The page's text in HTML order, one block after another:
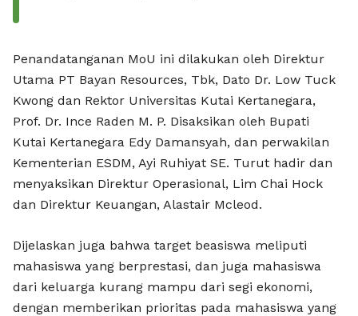
Penandatanganan MoU ini dilakukan oleh Direktur
Utama PT Bayan Resources, Tbk, Dato Dr. Low Tuck
Kwong dan Rektor Universitas Kutai Kertanegara,
Prof. Dr. Ince Raden M. P. Disaksikan oleh Bupati
Kutai Kertanegara Edy Damansyah, dan perwakilan
Kementerian ESDM, Ayi Ruhiyat SE. Turut hadir dan
menyaksikan Direktur Operasional, Lim Chai Hock
dan Direktur Keuangan, Alastair Mcleod.
Dijelaskan juga bahwa target beasiswa meliputi
mahasiswa yang berprestasi, dan juga mahasiswa
dari keluarga kurang mampu dari segi ekonomi,
dengan memberikan prioritas pada mahasiswa yang